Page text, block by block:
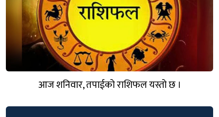
आज शनिवार, तपाईको राशिफल यस्तो छ ।